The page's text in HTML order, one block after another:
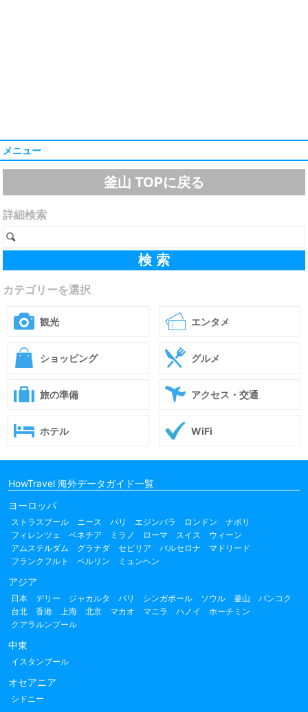
メニュー
釜山 TOPに戻る
詳細検索
カテゴリーを選択
観光 エンタメ
ショッピング グルメ
旅の準備 アクセス・交通
ホテル WiFi
HowTravel 海外データガイド一覧
ヨーロッパ
ストラスブール ニース パリ エジンバラ ロンドン
ナポリ
フィレンツェ
ベネチア ミラノ ローマ スイス
ウィーン
アムステルダム
グラナダ セビリア バルセロナ
マドリード
フランクフルト
ベルリン ミュンヘン
アジア
日本 デリー ジャカルタ バリ シンガポール ソウル 釜山
バンコク
台北
香港 上海 北京 マカオ マニラ ハノイ
ホーチミン
クアラルンプール
中東
イスタンブール
オセアニア
シドニー